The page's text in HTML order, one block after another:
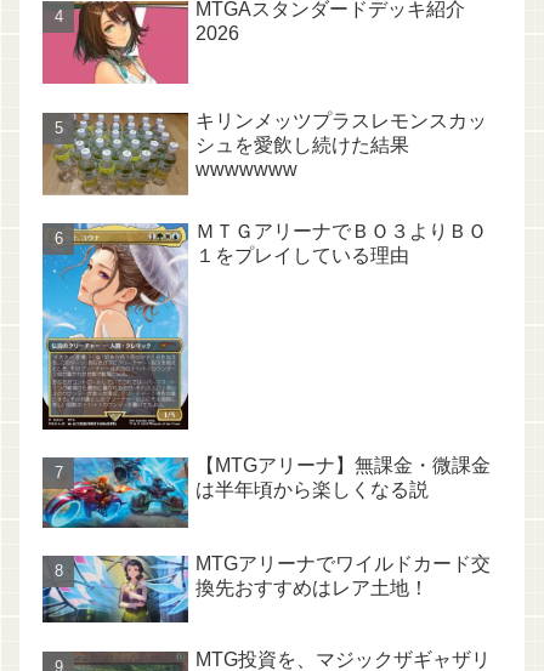
MTGAスタンダードデッキ紹介
2026
キリンメッツプラスレモンスカッ
シュを愛飲し続けた結果
wwwwwww
ＭＴＧアリーナでＢＯ３よりＢＯ
１をプレイしている理由
【MTGアリーナ】無課金・微課金
は半年頃から楽しくなる説
MTGアリーナでワイルドカード交
換先おすすめはレア土地！
MTG投資を、マジックザギャザリ